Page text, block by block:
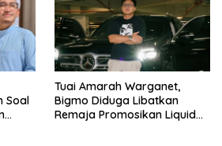
Soal
Tuai Amarah Warganet,
Bigmo Diduga Libatkan
Remaja Promosikan Liquid